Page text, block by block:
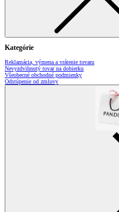
Kategórie
Reklamácia, výmena a vrátenie tovaru
Nevyzdvihnutý tovar na dobierku
Všeobecné obchodné podmienky
Odstúpenie od zmluvy